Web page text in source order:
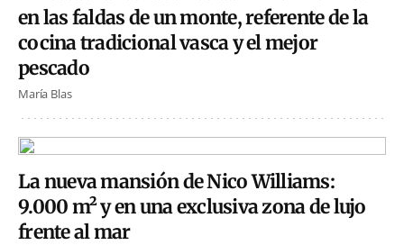
en las faldas de un monte, referente de la
cocina tradicional vasca y el mejor
pescado
María Blas
La nueva mansión de Nico Williams:
9.000 m² y en una exclusiva zona de lujo
frente al mar